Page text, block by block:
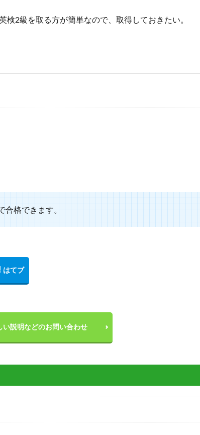
2級を取る方が簡単なので、取得しておきたい。
合格できます。
い説明などのお問い合わせ